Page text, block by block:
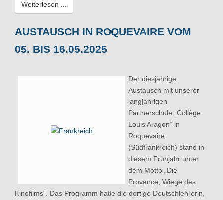
Weiterlesen ...
AUSTAUSCH IN ROQUEVAIRE VOM
05. BIS 16.05.2025
Der diesjährige
Austausch mit unserer
langjährigen
Partnerschule „Collège
Louis Aragon“ in
Roquevaire
(Südfrankreich) stand in
diesem Frühjahr unter
dem Motto „Die
Provence, Wiege des
Kinofilms“. Das Programm hatte die dortige Deutschlehrerin,